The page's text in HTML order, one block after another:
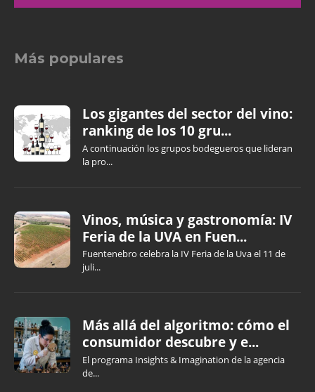
Más populares
Los gigantes del sector del vino:
ranking de los 10 gru...
A continuación los grupos bodegueros que lideran
la pro...
Vinos, música y gastronomía: IV
Feria de la UVA en Fuen...
Fuentenebro celebra la IV Feria de la Uva el 11 de
juli...
Más allá del algoritmo: cómo el
consumidor descubre y e...
El programa Insights & Imagination de la agencia
de...